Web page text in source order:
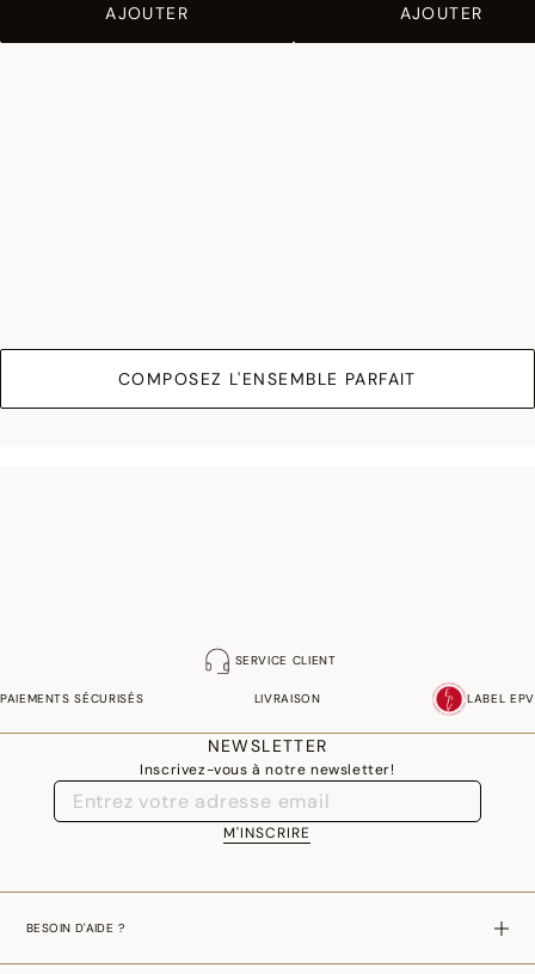
AJOUTER AJOUTER
COMPOSEZ L'ENSEMBLE PARFAIT
SERVICE CLIENT
PAIEMENTS SÉCURISÉS LIVRAISON LABEL EPV
NEWSLETTER
Inscrivez-vous à notre newsletter!
M'INSCRIRE
BESOIN D'AIDE ?